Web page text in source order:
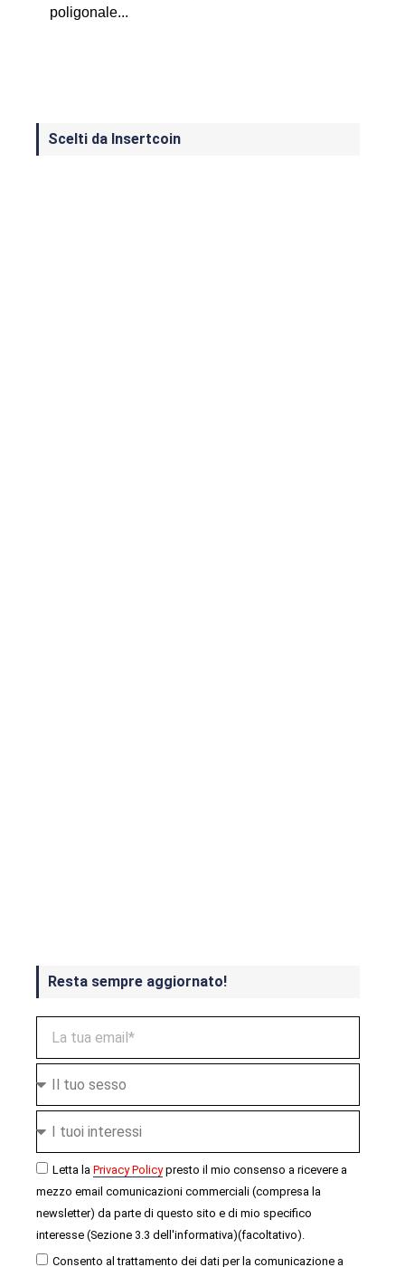
poligonale...
Scelti da Insertcoin
Resta sempre aggiornato!
Letta la Privacy Policypresto il mio consenso a ricevere a
mezzo email comunicazioni commerciali (compresa la
newsletter) da parte di questo sito e di mio specifico
interesse (Sezione 3.3 dell'informativa)(facoltativo).
Consento al trattamento dei dati per la comunicazione a